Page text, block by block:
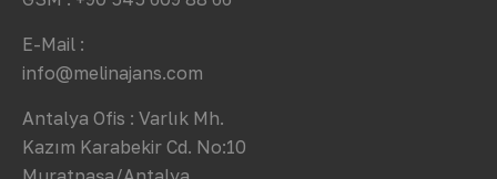
E-Mail :
info@melinajans.com
Antalya Ofis : Varlık Mh.
Kazım Karabekir Cd. No:10